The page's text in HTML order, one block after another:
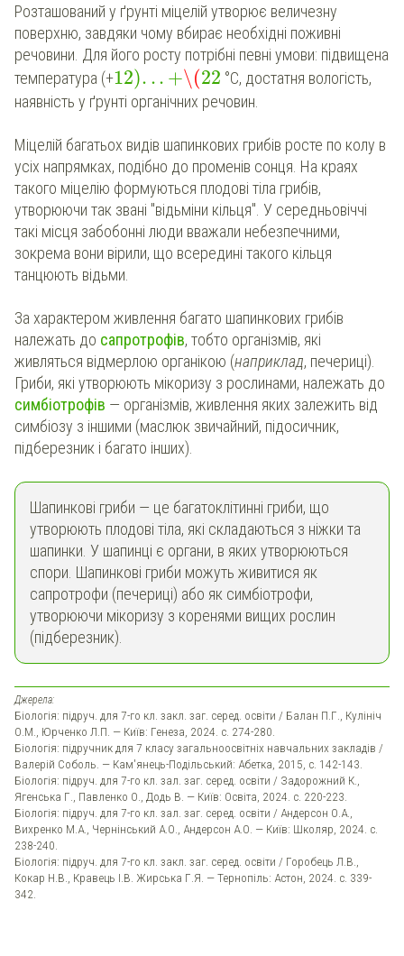
Розташований у ґрунті міцелій утворює величезну
поверхню, завдяки чому вбирає необхідні поживні
речовини. Для його росту потрібні певні умови: підвищена
температура (+12). .. +\(22 °С, достатня вологість,
наявність у ґрунті органічних речовин.
Міцелій багатьох видів шапинкових грибів росте по колу в
усіх напрямках, подібно до променів сонця. На краях
такого міцелію формуються плодові тіла грибів,
утворюючи так звані "відьміни кільця". У середньовіччі
такі місця забобонні люди вважали небезпечними,
зокрема вони вірили, що всередині такого кільця
танцюють відьми.
За характером живлення багато шапинкових грибів
належать до сапротрофів, тобто організмів, які
живляться відмерлою органікою (наприклад, печериці).
Гриби, які утворюють мікоризу з рослинами, належать до
симбіотрофів — організмів, живлення яких залежить від
симбіозу з іншими (маслюк звичайний, підосичник,
підберезник і багато інших).
Шапинкові гриби — це багатоклітинні гриби, що
утворюють плодові тіла, які складаються з ніжки та
шапинки. У шапинці є органи, в яких утворюються
спори. Шапинкові гриби можуть живитися як
сапротрофи (печериці) або як симбіотрофи,
утворюючи мікоризу з коренями вищих рослин
(підберезник).
Джерела:
Біологія: підруч. для 7-го кл. закл. заг. серед. освіти / Балан П.Г., Кулініч
О.М., Юрченко Л.П. — Київ: Генеза, 2024. с. 274-280.
Біологія: підручник для 7 класу загальноосвітніх навчальних закладів /
Валерій Соболь. — Кам'янець-Подільський: Абетка, 2015, с. 142-143.
Біологія: підруч. для 7-го кл. зал. заг. серед. освіти / Задорожний К.,
Ягенська Г., Павленко О., Додь В. — Київ: Освіта, 2024. с. 220-223.
Біологія: підруч. для 7-го кл. зал. заг. серед. освіти / Андерсон О.А.,
Вихренко М.А., Чернінський А.О., Андерсон А.О. — Київ: Школяр, 2024. с.
238-240.
Біологія: підруч. для 7-го кл. закл. заг. серед. освіти / Горобець Л.В.,
Кокар Н.В., Кравець І.В. Жирська Г.Я. — Тернопіль: Астон, 2024. с. 339-
342.